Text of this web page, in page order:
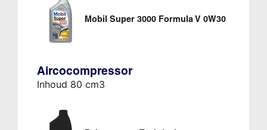
Mobil Super 3000 Formula V 0W30
Aircocompressor
Inhoud 80 cm3